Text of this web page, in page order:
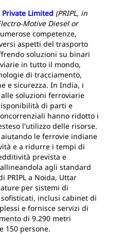
Limited (PRIPL, in
Motive Diesel or
competenze,
aspetti del trasporto
soluzioni su binari
in tutto il mondo,
di tracciamento,
e sicurezza. In India, i
soluzioni ferroviarie
di parti e
hanno ridotto i
l'utilizzo delle risorse.
le ferrovie indiane
e a ridurre i tempi di
prevista e
agli standard
PRIPL a Noida, Uttar
per sistemi di
inclusi cabinet di
e fornisce servizi di
di 9.290 metri
150 persone.